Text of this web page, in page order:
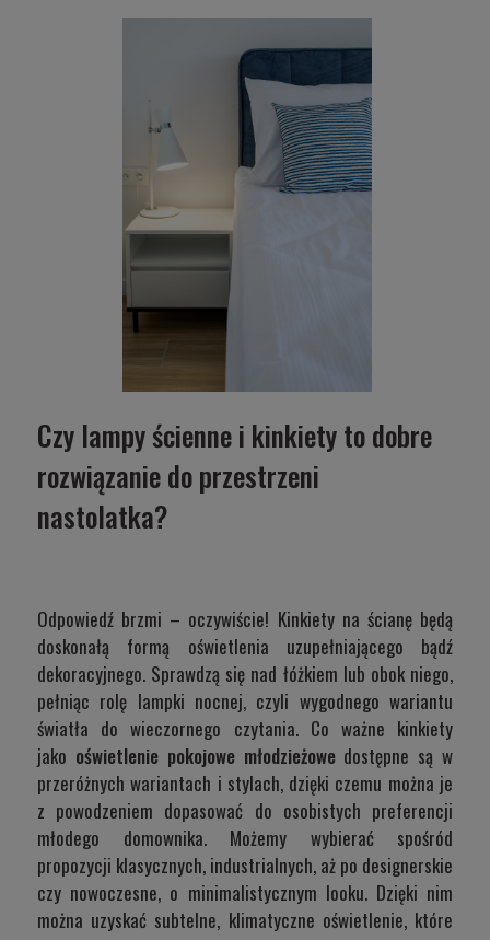
Czy lampy ścienne i kinkiety to dobre
rozwiązanie do przestrzeni
nastolatka?
Odpowiedź brzmi – oczywiście! Kinkiety na ścianę będą
doskonałą formą oświetlenia uzupełniającego bądź
dekoracyjnego. Sprawdzą się nad łóżkiem lub obok niego,
pełniąc rolę lampki nocnej, czyli wygodnego wariantu
światła do wieczornego czytania. Co ważne kinkiety
jako oświetlenie pokojowe młodzieżowe dostępne są w
przeróżnych wariantach i stylach, dzięki czemu można je
z powodzeniem dopasować do osobistych preferencji
młodego domownika. Możemy wybierać spośród
propozycji klasycznych, industrialnych, aż po designerskie
czy nowoczesne, o minimalistycznym looku. Dzięki nim
można uzyskać subtelne, klimatyczne oświetlenie, które